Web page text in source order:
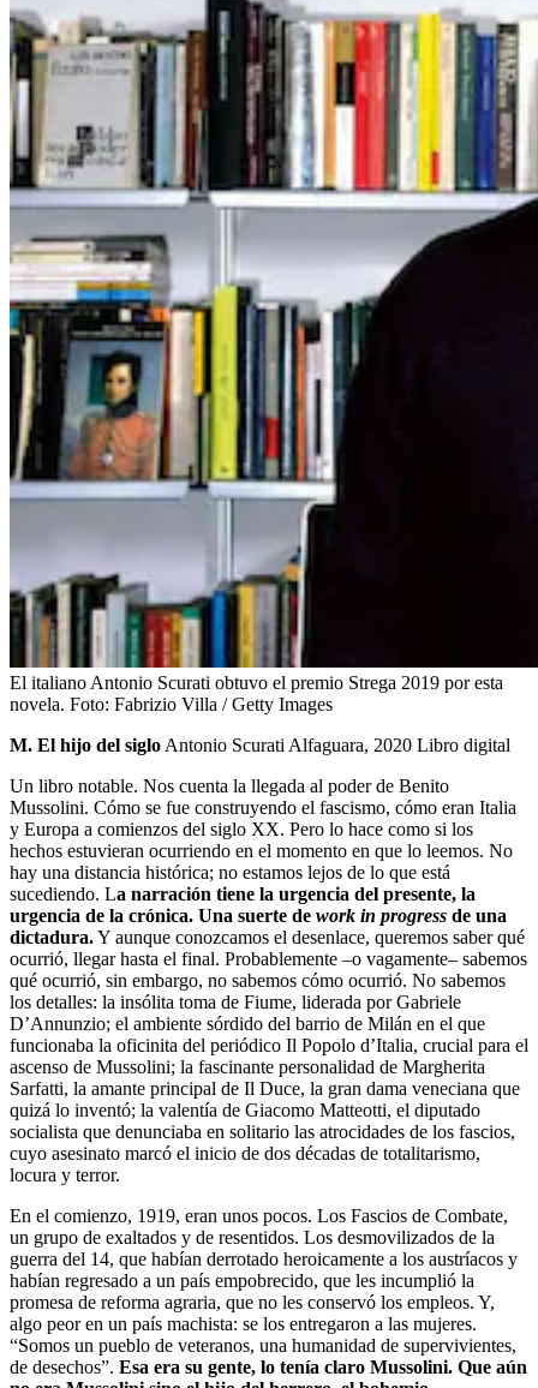
El italiano Antonio Scurati obtuvo el premio Strega 2019 por esta
novela. Foto: Fabrizio Villa / Getty Images
M. El hijo del siglo Antonio Scurati Alfaguara, 2020 Libro digital
Un libro notable. Nos cuenta la llegada al poder de Benito
Mussolini. Cómo se fue construyendo el fascismo, cómo eran Italia
y Europa a comienzos del siglo XX. Pero lo hace como si los
hechos estuvieran ocurriendo en el momento en que lo leemos. No
hay una distancia histórica; no estamos lejos de lo que está
sucediendo. La narración tiene la urgencia del presente, la
urgencia de la crónica. Una suerte de work in progress de una
dictadura.Y aunque conozcamos el desenlace, queremos saber qué
ocurrió, llegar hasta el final. Probablemente –o vagamente– sabemos
qué ocurrió, sin embargo, no sabemos cómo ocurrió. No sabemos
los detalles: la insólita toma de Fiume, liderada por Gabriele
D’Annunzio; el ambiente sórdido del barrio de Milán en el que
funcionaba la oficinita del periódico Il Popolo d’Italia, crucial para el
ascenso de Mussolini; la fascinante personalidad de Margherita
Sarfatti, la amante principal de Il Duce, la gran dama veneciana que
quizá lo inventó; la valentía de Giacomo Matteotti, el diputado
socialista que denunciaba en solitario las atrocidades de los fascios,
cuyo asesinato marcó el inicio de dos décadas de totalitarismo,
locura y terror.
En el comienzo, 1919, eran unos pocos. Los Fascios de Combate,
un grupo de exaltados y de resentidos. Los desmovilizados de la
guerra del 14, que habían derrotado heroicamente a los austríacos y
habían regresado a un país empobrecido, que les incumplió la
promesa de reforma agraria, que no les conservó los empleos. Y,
algo peor en un país machista: se los entregaron a las mujeres.
“Somos un pueblo de veteranos, una humanidad de supervivientes,
de desechos”. Esa era su gente, lo tenía claro Mussolini. Que aún